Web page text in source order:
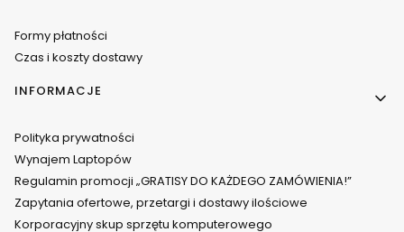
Formy płatności
Czas i koszty dostawy
INFORMACJE
Polityka prywatności
Wynajem Laptopów
Regulamin promocji „GRATISY DO KAŻDEGO ZAMÓWIENIA!”
Zapytania ofertowe, przetargi i dostawy ilościowe
Korporacyjny skup sprzętu komputerowego